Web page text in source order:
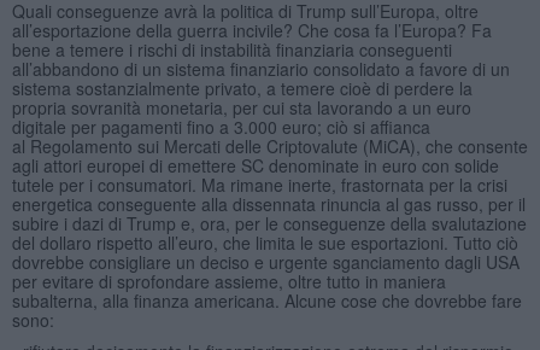
Quali conseguenze avrà la politica di Trump sull’Europa, oltre
all’esportazione della guerra incivile? Che cosa fa l’Europa? Fa
bene a temere i rischi di instabilità finanziaria conseguenti
all’abbandono di un sistema finanziario consolidato a favore di un
sistema sostanzialmente privato, a temere cioè di perdere la
propria sovranità monetaria, per cui sta lavorando a un euro
digitale per pagamenti fino a 3.000 euro; ciò si affianca
al Regolamento sui Mercati delle Criptovalute (MiCA), che consente
agli attori europei di emettere SC denominate in euro con solide
tutele per i consumatori. Ma rimane inerte, frastornata per la crisi
energetica conseguente alla dissennata rinuncia al gas russo, per il
subire i dazi di Trump e, ora, per le conseguenze della svalutazione
del dollaro rispetto all’euro, che limita le sue esportazioni. Tutto ciò
dovrebbe consigliare un deciso e urgente sganciamento dagli USA
per evitare di sprofondare assieme, oltre tutto in maniera
subalterna, alla finanza americana. Alcune cose che dovrebbe fare
sono: